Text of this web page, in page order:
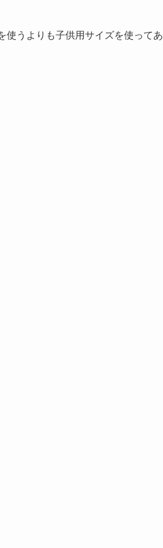
使うよりも子供用サイズを使ってあ